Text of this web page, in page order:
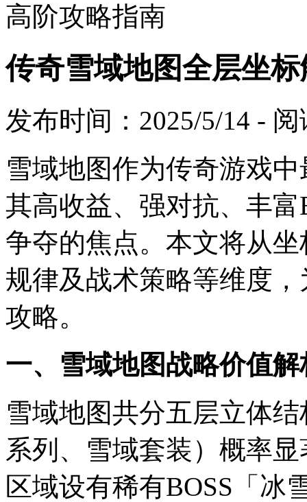
高阶攻略指南
传奇雪域地图全层坐
发布时间：2025/5/14 -
雪域地图作为传奇游戏
其高收益、强对抗、丰
争夺的焦点。本文将从
规律及战术策略等维度
攻略。
一、雪域地图战略价值解
雪域地图共分五层立体
系列、雪域套装）概率
区域设有稀有BOSS「冰